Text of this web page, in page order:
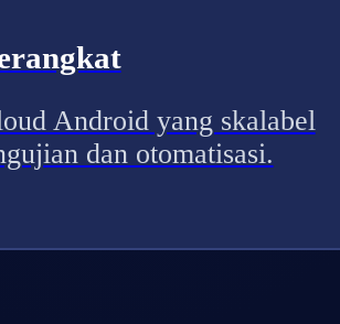
Android yang skalabel
dan otomatisasi.